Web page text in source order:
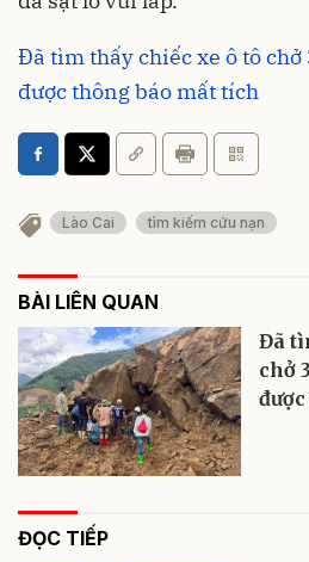
Đã tìm thấy chiếc xe ô tô chở
được thông báo mất tích
Lào Cai tìm kiếm cứu nạn
BÀI LIÊN QUAN
Đã
chở
ĐỌC TIẾP